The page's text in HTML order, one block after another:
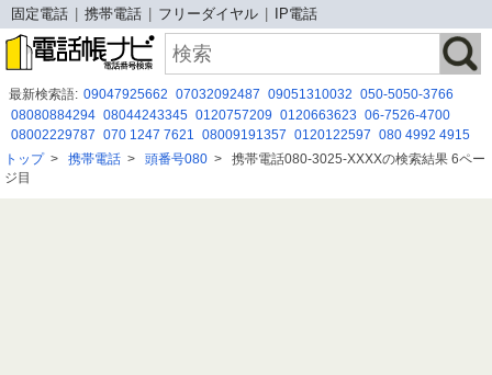
固定電話 携帯電話 フリーダイヤル IP電話
最新検索語: 09047925662 07032092487 09051310032 050-5050-3766
08080884294 08044243345 0120757209 0120663623 06-7526-4700
08002229787 070 1247 7621 08009191357 0120122597 080 4992 4915
0120912268 070-1342-9450 08002226390 07012477358 0120844809
08080884329
トップ> 携帯電話 > 頭番号080 > 携帯電話080-3025-XXXXの検索結果 6ペー
ジ目